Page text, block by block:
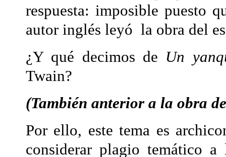
respuesta: imposible puesto
autor inglés leyó la obra del
¿Y qué decimos de Un
Twain?
(También anterior a la obra
Por ello, este tema es
considerar plagio temático